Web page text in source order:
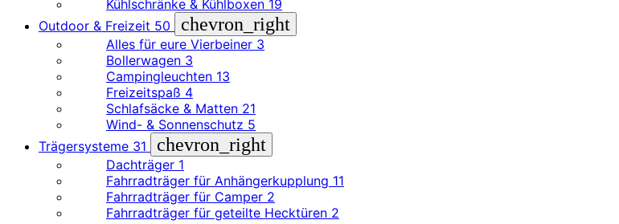
Kühlschränke & Kühlboxen 19
Outdoor & Freizeit 50 chevron_right
Alles für eure Vierbeiner 3
Bollerwagen 3
Campingleuchten 13
Freizeitspaß 4
Schlafsäcke & Matten 21
Wind- & Sonnenschutz 5
Trägersysteme 31 chevron_right
Dachträger 1
Fahrradträger für Anhängerkupplung 11
Fahrradträger für Camper 2
Fahrradträger für geteilte Hecktüren 2